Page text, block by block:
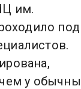
им.
под
у